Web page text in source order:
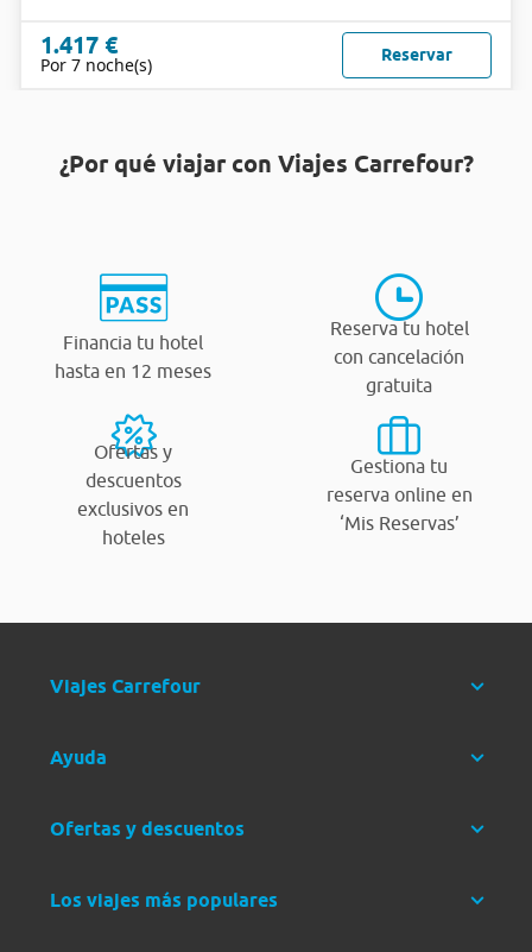
1.417 €
Por 7 noche(s) Reservar
¿Por qué viajar con Viajes Carrefour?
Financia tu hotel
hasta en 12 meses
Reserva tu hotel
con cancelación
gratuita
Ofertas y
descuentos
exclusivos en
hoteles
Gestiona tu
reserva online en
‘Mis Reservas’
Viajes Carrefour
Ayuda
Ofertas y descuentos
Los viajes más populares